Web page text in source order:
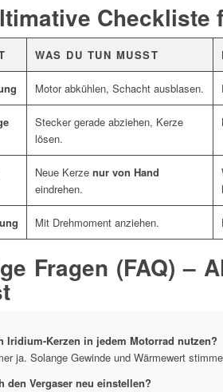
Checkliste
WAS DU TUN MUSST
Motor abkühlen, Schacht ausblasen.
Stecker gerade abziehen, Kerze
lösen.
Neue Kerze nur von Hand
eindrehen.
Mit Drehmoment anziehen.
Fragen (FAQ) –
Iridium-Kerzen in jedem Motorrad nutzen?
ja. Solange Gewinde und Wärmewert
den Vergaser neu einstellen?